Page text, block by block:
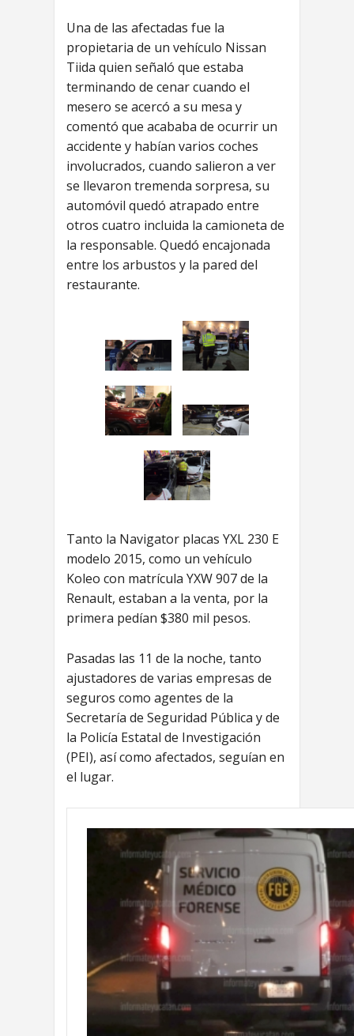
Una de las afectadas fue la
propietaria de un vehículo Nissan
Tiida quien señaló que estaba
terminando de cenar cuando el
mesero se acercó a su mesa y
comentó que acababa de ocurrir un
accidente y habían varios coches
involucrados, cuando salieron a ver
se llevaron tremenda sorpresa, su
automóvil quedó atrapado entre
otros cuatro incluida la camioneta de
la responsable. Quedó encajonada
entre los arbustos y la pared del
restaurante.
Tanto la Navigator placas YXL 230 E
modelo 2015, como un vehículo
Koleo con matrícula YXW 907 de la
Renault, estaban a la venta, por la
primera pedían $380 mil pesos.
Pasadas las 11 de la noche, tanto
ajustadores de varias empresas de
seguros como agentes de la
Secretaría de Seguridad Pública y de
la Policía Estatal de Investigación
(PEI), así como afectados, seguían en
el lugar.